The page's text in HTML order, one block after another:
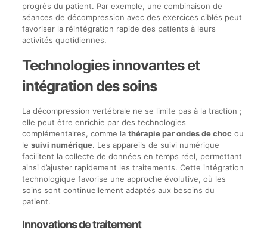
progrès du patient. Par exemple, une combinaison de
séances de décompression avec des exercices ciblés peut
favoriser la réintégration rapide des patients à leurs
activités quotidiennes.
Technologies innovantes et
intégration des soins
La décompression vertébrale ne se limite pas à la traction ;
elle peut être enrichie par des technologies
complémentaires, comme la thérapie par ondes de choc ou
le suivi numérique. Les appareils de suivi numérique
facilitent la collecte de données en temps réel, permettant
ainsi d’ajuster rapidement les traitements. Cette intégration
technologique favorise une approche évolutive, où les
soins sont continuellement adaptés aux besoins du
patient.
Innovations de traitement